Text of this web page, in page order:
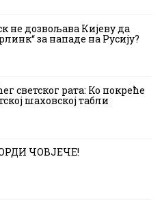
не дозвољава Кијеву да
за нападе на Русију?
светског рата: Ко покреће
шаховској табли
ЧОВЈЕЧЕ!